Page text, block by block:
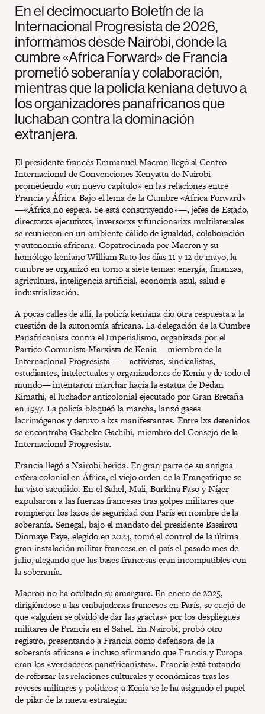
En el decimocuarto Boletín de la
Internacional Progresista de 2026,
informamos desde Nairobi, donde la
cumbre «Africa Forward» de Francia
prometió soberanía y colaboración,
mientras que la policía keniana detuvo a
los organizadores panafricanos que
luchaban contra la dominación
extranjera.
El presidente francés Emmanuel Macron llegó al Centro
Internacional de Convenciones Kenyatta de Nairobi
prometiendo «un nuevo capítulo» en las relaciones entre
Francia y África. Bajo el lema de la Cumbre «Africa Forward»
—«África no espera. Se está construyendo»—, jefes de Estado,
directorxs ejecutivxs, inversorxs y funcionarixs multilaterales
se reunieron en un ambiente cálido de igualdad, colaboración
y autonomía africana. Copatrocinada por Macron y su
homólogo keniano William Ruto los días 11 y 12 de mayo, la
cumbre se organizó en torno a siete temas: energía, finanzas,
agricultura, inteligencia artificial, economía azul, salud e
industrialización.
A pocas calles de allí, la policía keniana dio otra respuesta a la
cuestión de la autonomía africana. La delegación de la Cumbre
Panafricanista contra el Imperialismo, organizada por el
Partido Comunista Marxista de Kenia —miembro de la
Internacional Progresista— —activistas, sindicalistas,
estudiantes, intelectuales y organizadorxs de Kenia y de todo el
mundo— intentaron marchar hacia la estatua de Dedan
Kimathi, el luchador anticolonial ejecutado por Gran Bretaña
en 1957. La policía bloqueó la marcha, lanzó gases
lacrimógenos y detuvo a lxs manifestantes. Entre lxs detenidos
se encontraba Gacheke Gachihi, miembro del Consejo de la
Internacional Progresista.
Francia llegó a Nairobi herida. En gran parte de su antigua
esfera colonial en África, el viejo orden de la Françafrique se
ha visto sacudido. En el Sahel, Mali, Burkina Faso y Níger
expulsaron a las fuerzas francesas tras golpes militares que
rompieron los lazos de seguridad con París en nombre de la
soberanía. Senegal, bajo el mandato del presidente Bassirou
Diomaye Faye, elegido en 2024, tomó el control de la última
gran instalación militar francesa en el país el pasado mes de
julio, alegando que las bases francesas eran incompatibles con
la soberanía.
Macron no ha ocultado su amargura. En enero de 2025,
dirigiéndose a lxs embajadorxs franceses en París, se quejó de
que «alguien se olvidó de dar las gracias» por los despliegues
militares de Francia en el Sahel. En Nairobi, probó otro
registro, presentando a Francia como defensora de la
soberanía africana e incluso afirmando que Francia y Europa
eran los «verdaderos panafricanistas». Francia está tratando
de reforzar las relaciones culturales y económicas tras los
reveses militares y políticos; a Kenia se le ha asignado el papel
de pilar de la nueva estrategia.